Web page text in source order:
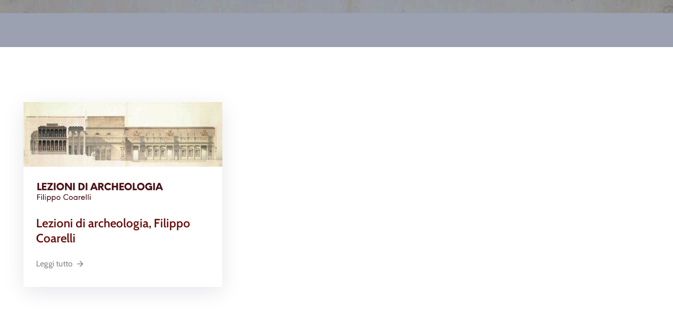
Lezioni di archeologia, Filippo
Coarelli
Leggi tutto